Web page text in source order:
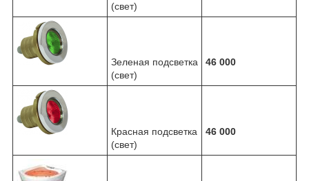
(свет)
Зеленая подсветка
(свет)
46 000
Красная подсветка
(свет)
46 000